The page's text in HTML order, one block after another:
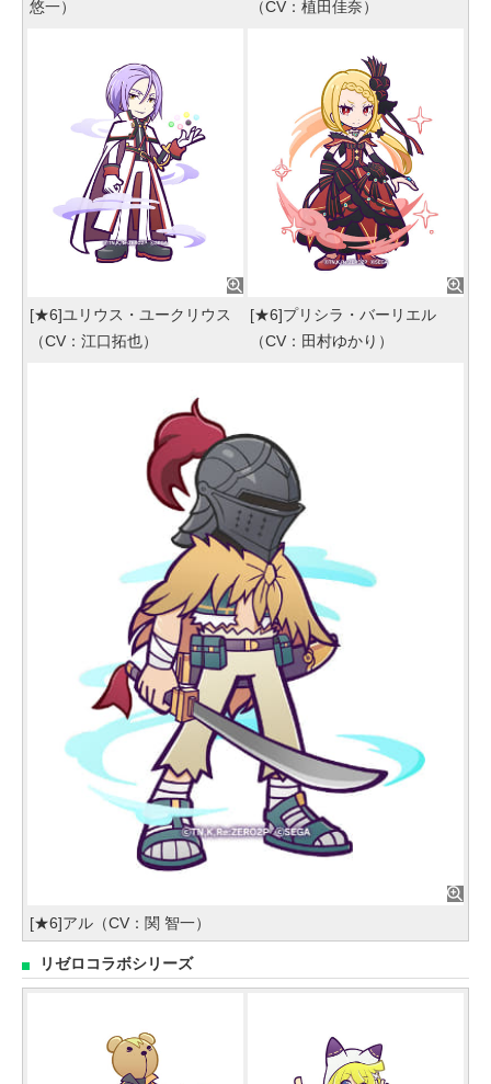
悠一）
（CV：植田佳奈）
[★6]ユリウス・ユークリウス
（CV：江口拓也）
[★6]プリシラ・バーリエル
（CV：田村ゆかり）
[★6]アル（CV：関 智一）
リゼロコラボシリーズ